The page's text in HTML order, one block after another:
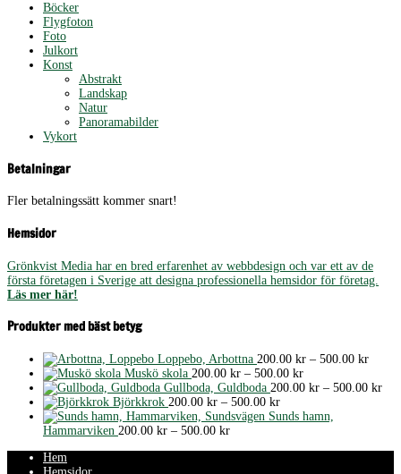
Böcker
Flygfoton
Foto
Julkort
Konst
Abstrakt
Landskap
Natur
Panoramabilder
Vykort
Betalningar
Fler betalningssätt kommer snart!
Hemsidor
Grönkvist Media har en bred erfarenhet av webbdesign och var ett av de
första företagen i Sverige att designa professionella hemsidor för företag.
Läs mer här!
Produkter med bäst betyg
Loppebo, Arbottna 200.00 kr – 500.00 kr
till
Muskö skola 200.00 kr – 500.00 krPrisintervall:
200.00 kr
500.00 kr
Gullboda, Guldboda 200.00 kr – 500.00 kr
Björkkrok 200.00 kr – 500.00 krPrisintervall:
200.00 kr
Sunds hamn,
Hammarviken 200.00 kr – 500.00 krPrisintervall:
Hem